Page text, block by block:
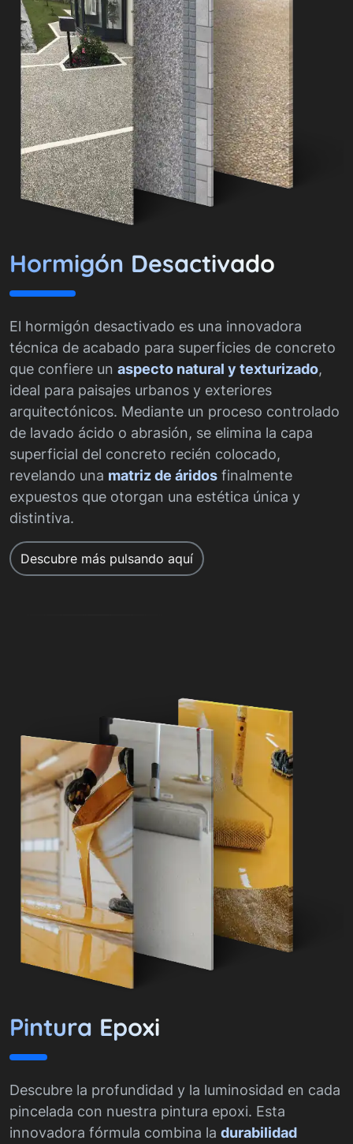
Hormigón Desactivado
El hormigón desactivado es una innovadora
técnica de acabado para superficies de concreto
que confiere un aspecto natural y texturizado,
ideal para paisajes urbanos y exteriores
arquitectónicos. Mediante un proceso controlado
de lavado ácido o abrasión, se elimina la capa
superficial del concreto recién colocado,
revelando una matriz de áridos finalmente
expuestos que otorgan una estética única y
distintiva.
Descubre más pulsando aquí
Pintura Epoxi
Descubre la profundidad y la luminosidad en cada
pincelada con nuestra pintura epoxi. Esta
innovadora fórmula combina la durabilidad